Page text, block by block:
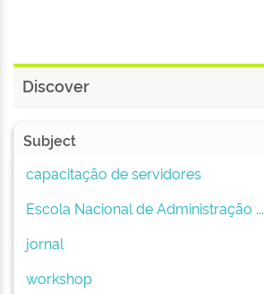
Discover
Subject
capacitação de servidores
Escola Nacional de Administração ...
jornal
workshop